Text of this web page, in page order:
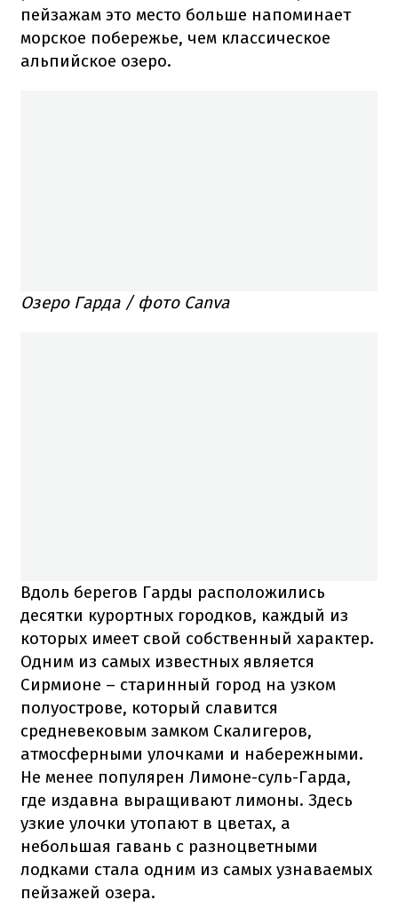
пейзажам это место больше напоминает
морское побережье, чем классическое
альпийское озеро.
Озеро Гарда / фото Canva
Вдоль берегов Гарды расположились
десятки курортных городков, каждый из
которых имеет свой собственный характер.
Одним из самых известных является
Сирмионе – старинный город на узком
полуострове, который славится
средневековым замком Скалигеров,
атмосферными улочками и набережными.
Не менее популярен Лимоне-суль-Гарда,
где издавна выращивают лимоны. Здесь
узкие улочки утопают в цветах, а
небольшая гавань с разноцветными
лодками стала одним из самых узнаваемых
пейзажей озера.